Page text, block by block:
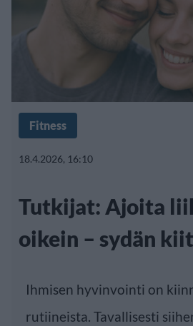
Fitness
18.4.2026, 16:10
Tutkijat: Ajoita
oikein – sydän
Ihmisen hyvinvointi on
rutiineista. Tavallisesti